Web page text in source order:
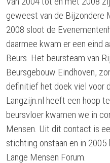
geweest van de Bijzondere
2008 sloot de
daarmee kwam er een eind
Beurs. Het beursteam van
Beursgebouw Eindhoven,
definitief het doek viel voor
Langzijn.nl heeft een hoop
beursvloer kwamen we in
Mensen. Uit dit contact is
stichting onstaan en in
Lange Mensen Forum.